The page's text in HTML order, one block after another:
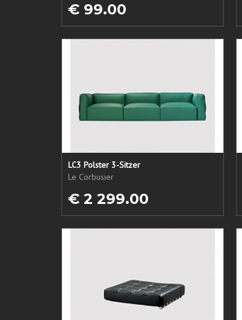
€ 99.00
LC3 Polster 3-Sitzer
Le Corbusier
€ 2 299.00